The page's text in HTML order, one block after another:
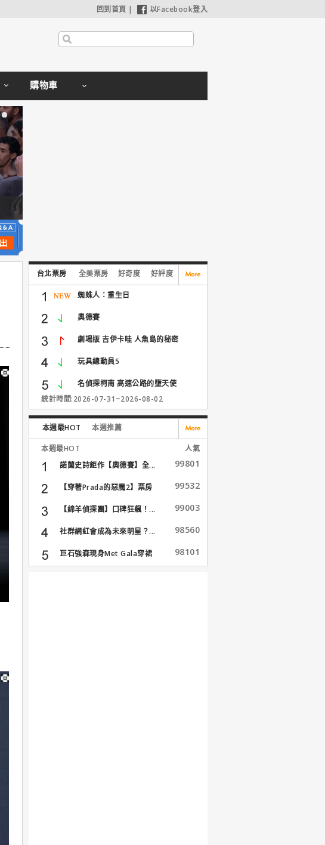
回到首頁 | 以Facebook登入
購物車
台北票房 全美票房 好奇度 好評度
蜘蛛人：重生日
奧德賽
劇場版 吉伊卡哇 人魚島的秘密
玩具總動員5
名偵探柯南 高速公路的墮天使
統計時間:2026-07-31~2026-08-02
本週最HOT 本週推薦
本週最HOT
人氣
諾蘭史詩鉅作【奧德賽】全...
99801
【穿著Prada的惡魔2】票房
99532
【綿羊偵探團】口碑狂飆！... 99003
社群網紅會成為未來明星？... 98560
巨石強森現身Met Gala穿裙
子...
98101